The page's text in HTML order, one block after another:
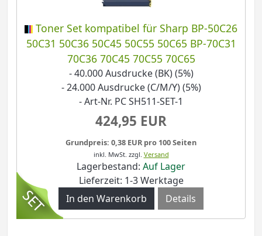
Toner Set kompatibel für Sharp BP-50C26
50C31 50C36 50C45 50C55 50C65 BP-70C31
70C36 70C45 70C55 70C65
- 40.000 Ausdrucke (BK) (5%)
- 24.000 Ausdrucke (C/M/Y) (5%)
- Art-Nr. PC SH511-SET-1
424,95 EUR
Grundpreis: 0,38 EUR pro 100 Seiten
inkl. MwSt. zzgl. Versand
Lagerbestand: Auf Lager
Lieferzeit: 1-3 Werktage
Details